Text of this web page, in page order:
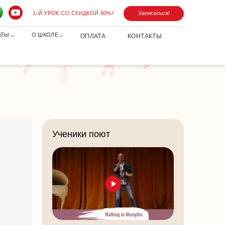
1-Й УРОК СО СКИДКОЙ 80%! Записаться!
О ШКОЛЕ ОПЛАТА КОНТАКТЫ
Ученики поют